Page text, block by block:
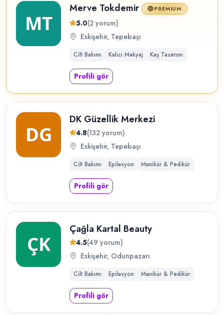
Merve Tokdemir PREMIUM
5.0(2 yorum)
Eskişehir, Tepebaşı
Cilt Bakımı Kalıcı Makyaj Kaş Tasarımı
Profili gör
DK Güzellik Merkezi
4.8(132 yorum)
Eskişehir, Tepebaşı
Cilt Bakımı Epilasyon Manikür & Pedikür
Profili gör
Çağla Kartal Beauty
4.5(49 yorum)
Eskişehir, Odunpazarı
Cilt Bakımı Epilasyon Manikür & Pedikür
Profili gör